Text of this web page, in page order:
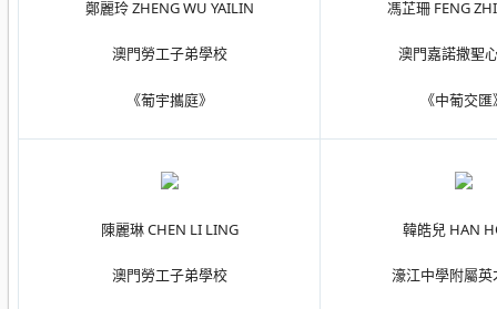
鄭麗玲 ZHENG WU YAILIN
澳門勞工子弟學校
《葡宇攜庭》
馮芷珊 FENG
澳門嘉諾撒聖
《中葡交匯
陳麗琳 CHEN LI LING
澳門勞工子弟學校
韓皓兒 HAN
濠江中學附屬英